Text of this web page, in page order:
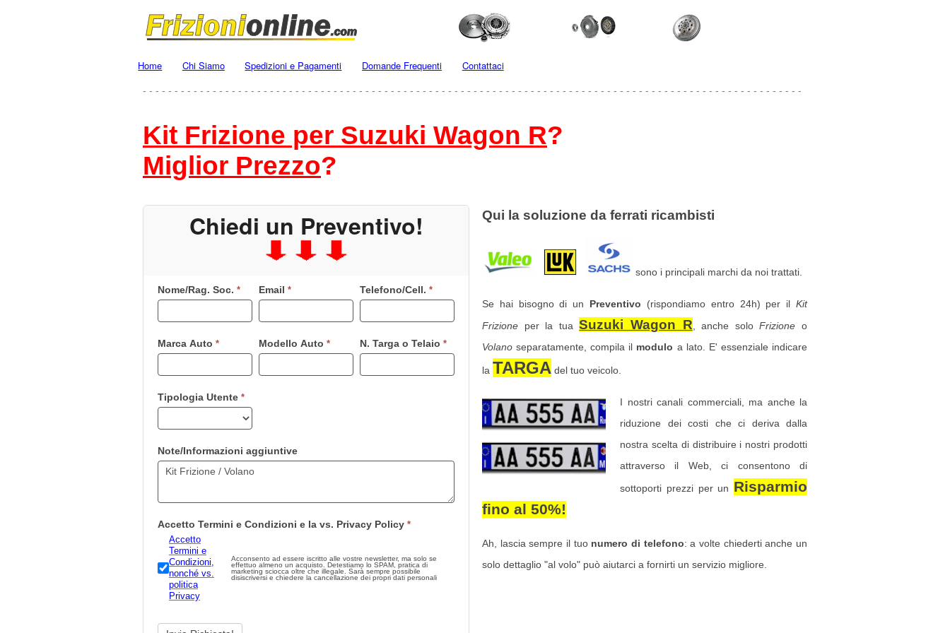
Home Chi Siamo Spedizioni e Pagamenti Domande Frequenti Contattaci
- - - - - - - - - - - - - - - - - - - - - - - - - - - - - - - - - - - - - - - - - - - - - - - - - - - - - - - - - - - - - - - - - - - - - - - - - - - - - - - - - - - - - - - - - - - - - - - - - - - - - - - -
Kit Frizione per Suzuki Wagon R?
Miglior Prezzo?
Chiedi un Preventivo!
Nome/Rag. Soc. * Email * Telefono/Cell. *
Marca Auto * Modello Auto * N. Targa o Telaio *
Tipologia Utente *
Note/Informazioni aggiuntive
Accetto Termini e Condizioni e la vs. Privacy Policy *
Accetto
Termini e
Condizioni,
nonché vs.
politica
Privacy
Acconsento ad essere iscritto alle vostre newsletter, ma solo se
effettuo almeno un acquisto. Detestiamo lo SPAM, pratica di
marketing sciocca oltre che illegale. Sarà sempre possibile
disiscriversi e chiedere la cancellazione dei propri dati personali
Se
sei
un
umano,
questo
campo
vuoto.
Qui la soluzione da ferrati ricambisti
sono i principali marchi da noi trattati.
Se hai bisogno di un Preventivo (rispondiamo entro 24h) per ilKit
Frizione per la tuaSuzuki Wagon R , anche soloFrizione o
Volanoseparatamente, compila il modulo a lato. E' essenziale indicare
la TARGA del tuo veicolo.
I nostri canali commerciali, ma anche la
riduzione dei costi che ci deriva dalla
nostra scelta di distribuire i nostri prodotti
attraverso il Web, ci consentono di
sottoporti prezzi per un Risparmio
fino al 50%!
Ah, lascia sempre il tuo numero di telefono: a volte chiederti anche un
solo dettaglio "al volo" può aiutarci a fornirti un servizio migliore.